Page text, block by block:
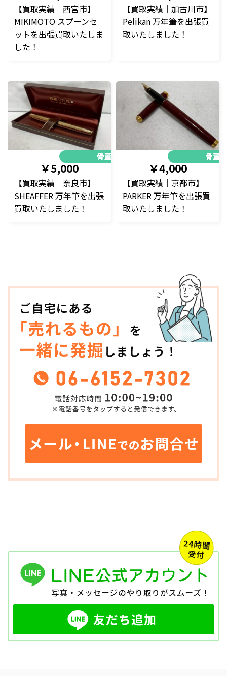
【買取実績｜西宮市】
MIKIMOTO スプーンセ
ットを出張買取いたしま
した！
【買取実績｜加古川市】
Pelikan 万年筆を出張買
取いたしました！
骨董品
￥5,000
【買取実績｜奈良市】
SHEAFFER 万年筆を出張
買取いたしました！
骨董
￥4,000
【買取実績｜京都市】
PARKER 万年筆を出張買
取いたしました！